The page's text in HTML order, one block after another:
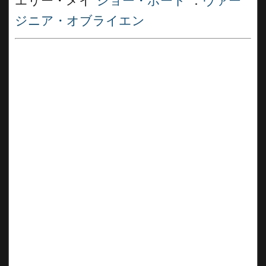
ジニア・オブライエン